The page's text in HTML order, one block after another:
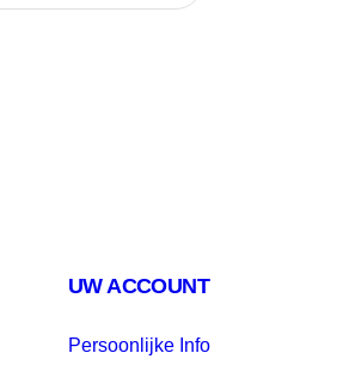
UW ACCOUNT
Persoonlijke Info